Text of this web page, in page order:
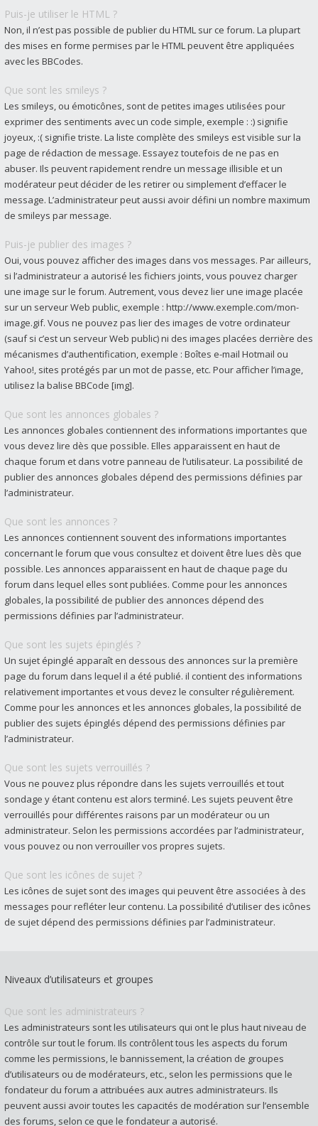
Puis-je utiliser le HTML ?
Non, il n’est pas possible de publier du HTML sur ce forum. La plupart
des mises en forme permises par le HTML peuvent être appliquées
avec les BBCodes.
Que sont les smileys ?
Les smileys, ou émoticônes, sont de petites images utilisées pour
exprimer des sentiments avec un code simple, exemple : :) signifie
joyeux, :( signifie triste. La liste complète des smileys est visible sur la
page de rédaction de message. Essayez toutefois de ne pas en
abuser. Ils peuvent rapidement rendre un message illisible et un
modérateur peut décider de les retirer ou simplement d’effacer le
message. L’administrateur peut aussi avoir défini un nombre maximum
de smileys par message.
Puis-je publier des images ?
Oui, vous pouvez afficher des images dans vos messages. Par ailleurs,
si l’administrateur a autorisé les fichiers joints, vous pouvez charger
une image sur le forum. Autrement, vous devez lier une image placée
sur un serveur Web public, exemple : http://www.exemple.com/mon-
image.gif. Vous ne pouvez pas lier des images de votre ordinateur
(sauf si c’est un serveur Web public) ni des images placées derrière des
mécanismes d’authentification, exemple : Boîtes e-mail Hotmail ou
Yahoo!, sites protégés par un mot de passe, etc. Pour afficher l’image,
utilisez la balise BBCode [img].
Que sont les annonces globales ?
Les annonces globales contiennent des informations importantes que
vous devez lire dès que possible. Elles apparaissent en haut de
chaque forum et dans votre panneau de l’utilisateur. La possibilité de
publier des annonces globales dépend des permissions définies par
l’administrateur.
Que sont les annonces ?
Les annonces contiennent souvent des informations importantes
concernant le forum que vous consultez et doivent être lues dès que
possible. Les annonces apparaissent en haut de chaque page du
forum dans lequel elles sont publiées. Comme pour les annonces
globales, la possibilité de publier des annonces dépend des
permissions définies par l’administrateur.
Que sont les sujets épinglés ?
Un sujet épinglé apparaît en dessous des annonces sur la première
page du forum dans lequel il a été publié. il contient des informations
relativement importantes et vous devez le consulter régulièrement.
Comme pour les annonces et les annonces globales, la possibilité de
publier des sujets épinglés dépend des permissions définies par
l’administrateur.
Que sont les sujets verrouillés ?
Vous ne pouvez plus répondre dans les sujets verrouillés et tout
sondage y étant contenu est alors terminé. Les sujets peuvent être
verrouillés pour différentes raisons par un modérateur ou un
administrateur. Selon les permissions accordées par l’administrateur,
vous pouvez ou non verrouiller vos propres sujets.
Que sont les icônes de sujet ?
Les icônes de sujet sont des images qui peuvent être associées à des
messages pour refléter leur contenu. La possibilité d’utiliser des icônes
de sujet dépend des permissions définies par l’administrateur.
Niveaux d’utilisateurs et groupes
Que sont les administrateurs ?
Les administrateurs sont les utilisateurs qui ont le plus haut niveau de
contrôle sur tout le forum. Ils contrôlent tous les aspects du forum
comme les permissions, le bannissement, la création de groupes
d’utilisateurs ou de modérateurs, etc., selon les permissions que le
fondateur du forum a attribuées aux autres administrateurs. Ils
peuvent aussi avoir toutes les capacités de modération sur l’ensemble
des forums, selon ce que le fondateur a autorisé.